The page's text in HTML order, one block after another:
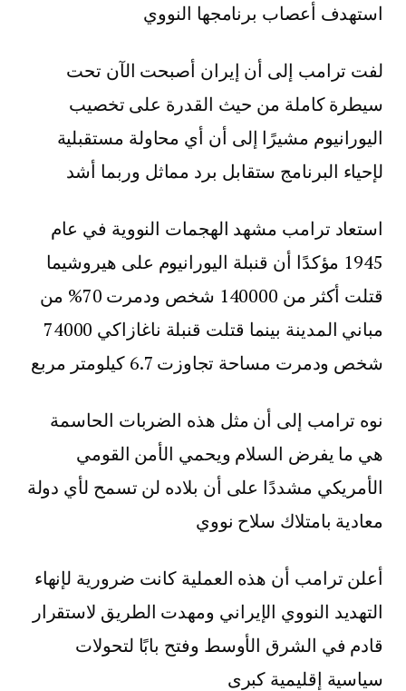
استهدف أعصاب برنامجها النووي
لفت ترامب إلى أن إيران أصبحت الآن تحت
سيطرة كاملة من حيث القدرة على تخصيب
اليورانيوم مشيرًا إلى أن أي محاولة مستقبلية
لإحياء البرنامج ستقابل برد مماثل وربما أشد
استعاد ترامب مشهد الهجمات النووية في عام
1945 مؤكدًا أن قنبلة اليورانيوم على هيروشيما
قتلت أكثر من 140000 شخص ودمرت 70% من
مباني المدينة بينما قتلت قنبلة ناغازاكي 74000
شخص ودمرت مساحة تجاوزت 6.7 كيلومتر مربع
نوه ترامب إلى أن مثل هذه الضربات الحاسمة
هي ما يفرض السلام ويحمي الأمن القومي
الأمريكي مشددًا على أن بلاده لن تسمح لأي دولة
معادية بامتلاك سلاح نووي
أعلن ترامب أن هذه العملية كانت ضرورية لإنهاء
التهديد النووي الإيراني ومهدت الطريق لاستقرار
قادم في الشرق الأوسط وفتح بابًا لتحولات
سياسية إقليمية كبرى